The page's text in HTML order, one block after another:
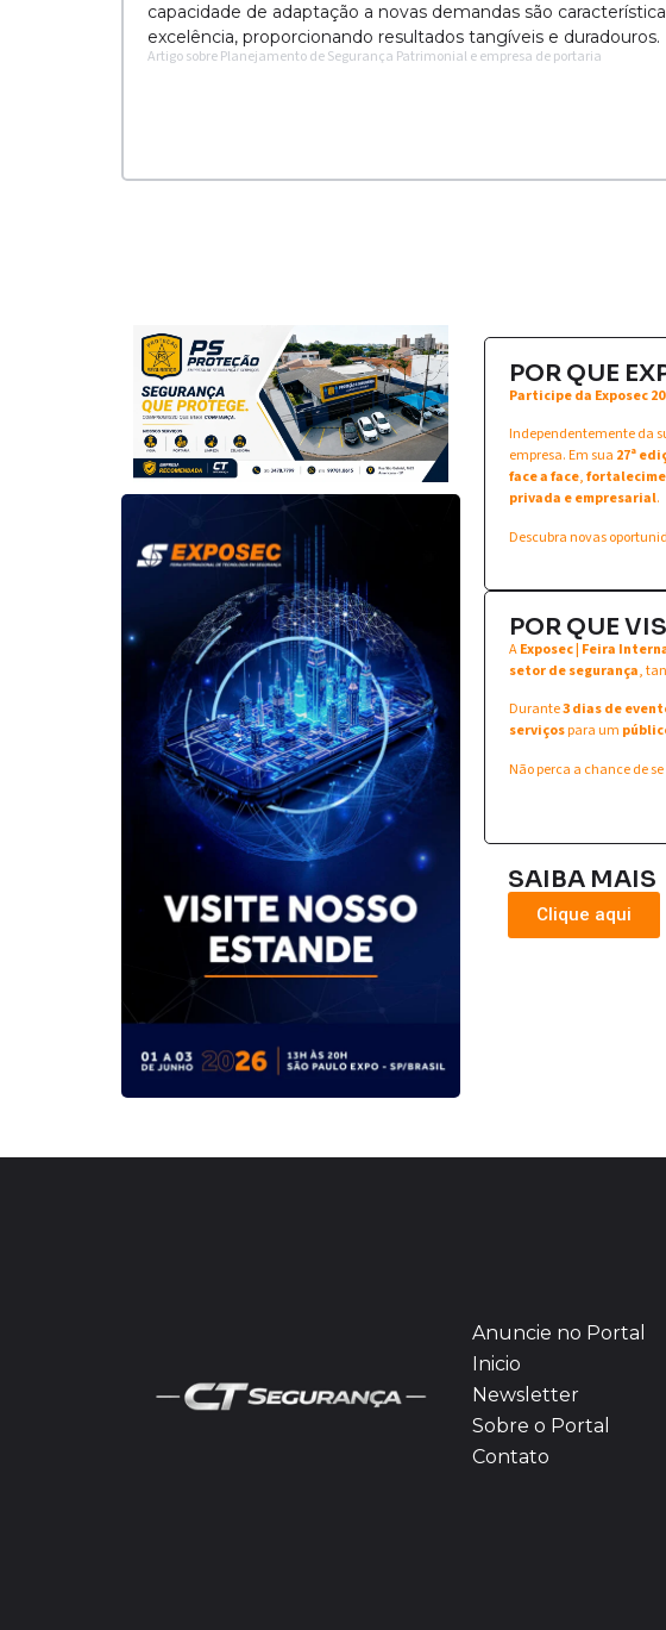
capacidade de adaptação a novas demandas são
excelência, proporcionando resultados tangíveis e duradouros.
Artigo sobre Planejamento de Segurança Patrimonial e empresa de portaria
POR QUE
Participe da Exposec
Independentemente da
empresa. Em sua 27ª
face a face,
privada e empresarial.
Descubra novas
POR QUE
AExposec | Feira
setor de segurança,
Durante3 dias de
serviçospara um
Não perca a chance de
SAIBA MAIS
Clique aqui
Anuncie no Portal
Inicio
Newsletter
Sobre o Portal
Contato